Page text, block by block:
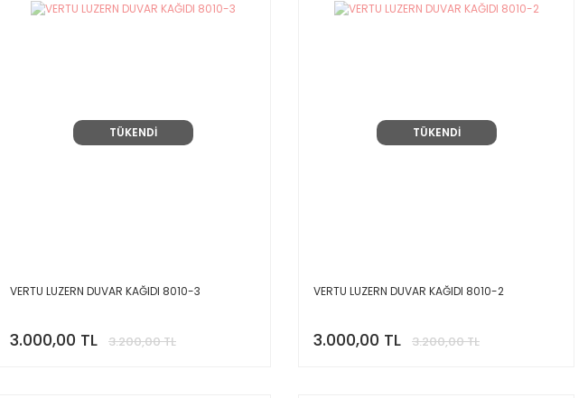
TÜKENDİ
VERTU LUZERN DUVAR KAĞIDI 8010-3
3.000,00 TL 3.200,00 TL
TÜKENDİ
VERTU LUZERN DUVAR KAĞIDI 8010-2
3.000,00 TL 3.200,00 TL